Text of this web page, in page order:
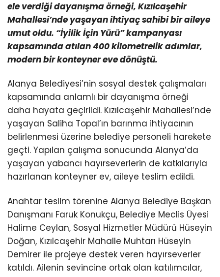
ele verdiği dayanışma örneği, Kızılcaşehir
Mahallesi’nde yaşayan ihtiyaç sahibi bir aileye
umut oldu. “İyilik İçin Yürü” kampanyası
kapsamında atılan 400 kilometrelik adımlar,
modern bir konteyner eve dönüştü.
Alanya Belediyesi’nin sosyal destek çalışmaları
kapsamında anlamlı bir dayanışma örneği
daha hayata geçirildi. Kızılcaşehir Mahallesi’nde
yaşayan Saliha Topal’ın barınma ihtiyacının
belirlenmesi üzerine belediye personeli harekete
geçti. Yapılan çalışma sonucunda Alanya’da
yaşayan yabancı hayırseverlerin de katkılarıyla
hazırlanan konteyner ev, aileye teslim edildi.
Anahtar teslim törenine Alanya Belediye Başkan
Danışmanı Faruk Konukçu, Belediye Meclis Üyesi
Halime Ceylan, Sosyal Hizmetler Müdürü Hüseyin
Doğan, Kızılcaşehir Mahalle Muhtarı Hüseyin
Demirer ile projeye destek veren hayırseverler
katıldı. Ailenin sevincine ortak olan katılımcılar,